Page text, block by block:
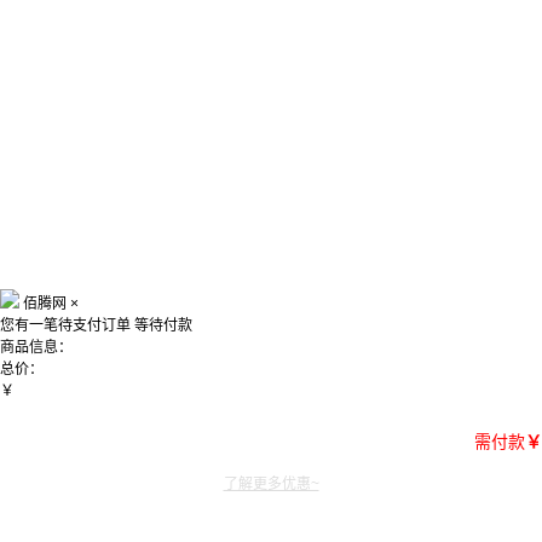
佰腾网 ×
您有一笔待支付订单 等待付款
商品信息：
总价：
￥
需付款￥
了解更多优惠~